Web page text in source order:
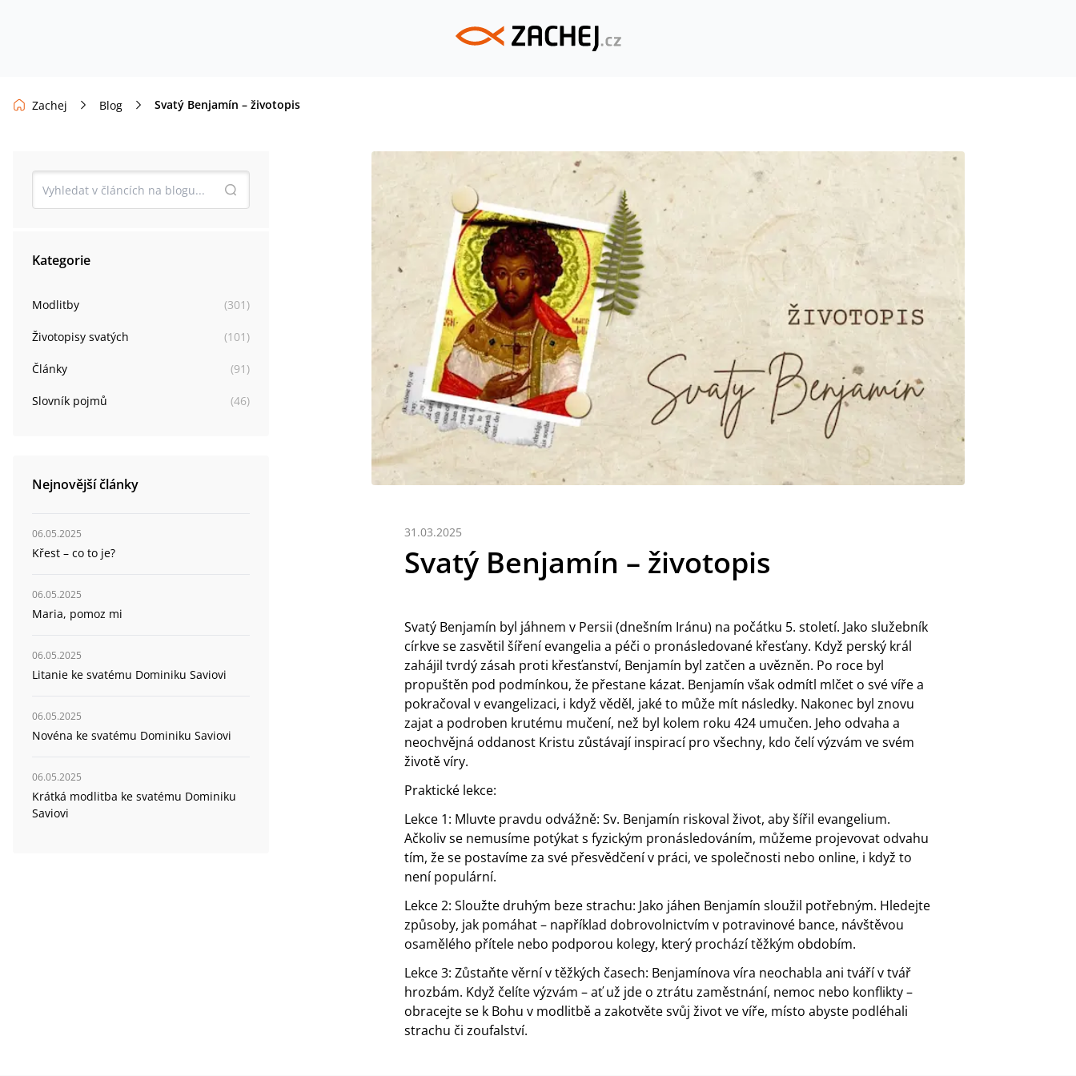
Zachej Blog Svatý Benjamín – životopis
Kategorie
Modlitby (301 )
Životopisy svatých (101 )
Články (91 )
Slovník pojmů (46)
Nejnovější články
06.05.2025
Křest – co to je?
06.05.2025
Maria, pomoz mi
06.05.2025
Litanie ke svatému Dominiku Saviovi
06.05.2025
Novéna ke svatému Dominiku Saviovi
06.05.2025
Krátká modlitba ke svatému Dominiku
Saviovi
31.03.2025
Svatý Benjamín – životopis
Svatý Benjamín byl jáhnem v Persii (dnešním Iránu) na počátku 5. století. Jako služebník
církve se zasvětil šíření evangelia a péči o pronásledované křesťany. Když perský král
zahájil tvrdý zásah proti křesťanství, Benjamín byl zatčen a uvězněn. Po roce byl
propuštěn pod podmínkou, že přestane kázat. Benjamín však odmítl mlčet o své víře a
pokračoval v evangelizaci, i když věděl, jaké to může mít následky. Nakonec byl znovu
zajat a podroben krutému mučení, než byl kolem roku 424 umučen. Jeho odvaha a
neochvějná oddanost Kristu zůstávají inspirací pro všechny, kdo čelí výzvám ve svém
životě víry.
Praktické lekce:
Lekce 1: Mluvte pravdu odvážně: Sv. Benjamín riskoval život, aby šířil evangelium.
Ačkoliv se nemusíme potýkat s fyzickým pronásledováním, můžeme projevovat odvahu
tím, že se postavíme za své přesvědčení v práci, ve společnosti nebo online, i když to
není populární.
Lekce 2: Sloužte druhým beze strachu: Jako jáhen Benjamín sloužil potřebným. Hledejte
způsoby, jak pomáhat – například dobrovolnictvím v potravinové bance, návštěvou
osamělého přítele nebo podporou kolegy, který prochází těžkým obdobím.
Lekce 3: Zůstaňte věrní v těžkých časech: Benjamínova víra neochabla ani tváří v tvář
hrozbám. Když čelíte výzvám – ať už jde o ztrátu zaměstnání, nemoc nebo konflikty –
obracejte se k Bohu v modlitbě a zakotvěte svůj život ve víře, místo abyste podléhali
strachu či zoufalství.